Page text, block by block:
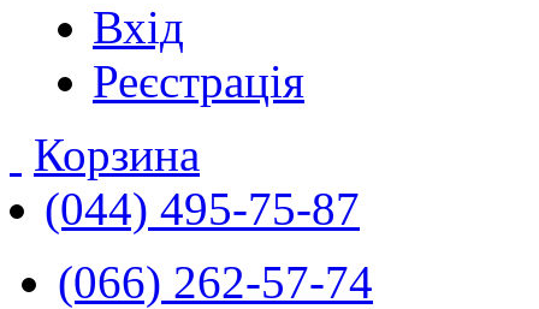
Вхід
Реєстрація
Корзина
(044) 495-75-87
(066) 262-57-74